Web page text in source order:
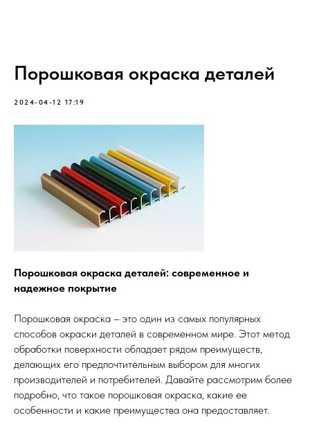
Порошковая окраска деталей
2024-04-12 17:19
Порошковая окраска деталей: современное и
надежное покрытие
Порошковая окраска – это один из самых популярных
способов окраски деталей в современном мире. Этот метод
обработки поверхности обладает рядом преимуществ,
делающих его предпочтительным выбором для многих
производителей и потребителей. Давайте рассмотрим более
подробно, что такое порошковая окраска, какие ее
особенности и какие преимущества она предоставляет.